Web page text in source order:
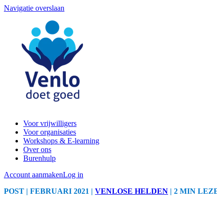
Navigatie overslaan
Voor vrijwilligers
Voor organisaties
Workshops & E-learning
Over ons
Burenhulp
Account aanmakenLog in
POST | FEBRUARI 2021 | VENLOSE HELDEN | 2 MIN